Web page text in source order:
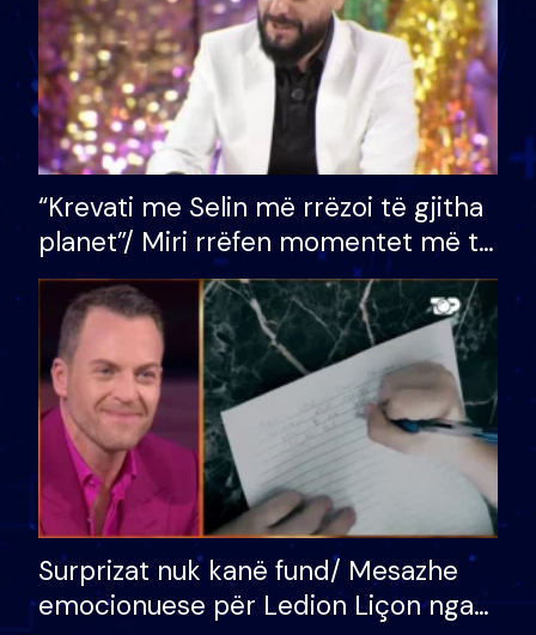
“Krevati me Selin më rrëzoi të gjitha
planet”/ Miri rrëfen momentet më të
bukura në shtëpinë e BB VIP: Do më
mungojë zilja e mëngjesit kur…
Surprizat nuk kanë fund/ Mesazhe
emocionuese për Ledion Liçon nga